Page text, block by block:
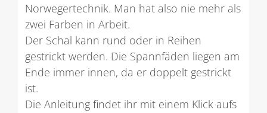
Norwegertechnik. Man hat also nie mehr als
zwei Farben in Arbeit.
Der Schal kann rund oder in Reihen
gestrickt werden. Die Spannfäden liegen am
Ende immer innen, da er doppelt gestrickt
ist.
Die Anleitung findet ihr mit einem Klick aufs